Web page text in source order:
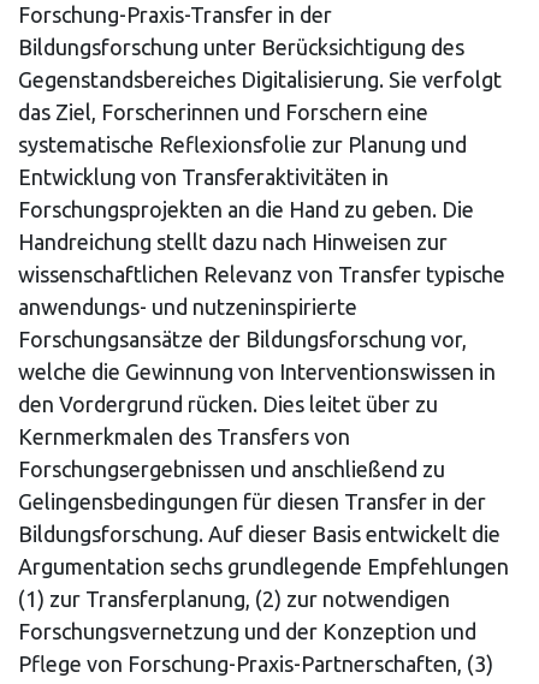
Forschung-Praxis-Transfer in der
Bildungsforschung unter Berücksichtigung des
Gegenstandsbereiches Digitalisierung. Sie verfolgt
das Ziel, Forscherinnen und Forschern eine
systematische Reflexionsfolie zur Planung und
Entwicklung von Transferaktivitäten in
Forschungsprojekten an die Hand zu geben. Die
Handreichung stellt dazu nach Hinweisen zur
wissenschaftlichen Relevanz von Transfer typische
anwendungs- und nutzeninspirierte
Forschungsansätze der Bildungsforschung vor,
welche die Gewinnung von Interventionswissen in
den Vordergrund rücken. Dies leitet über zu
Kernmerkmalen des Transfers von
Forschungsergebnissen und anschließend zu
Gelingensbedingungen für diesen Transfer in der
Bildungsforschung. Auf dieser Basis entwickelt die
Argumentation sechs grundlegende Empfehlungen
(1) zur Transferplanung, (2) zur notwendigen
Forschungsvernetzung und der Konzeption und
Pflege von Forschung-Praxis-Partnerschaften, (3)